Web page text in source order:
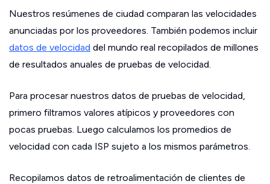
Nuestros resúmenes de ciudad comparan las velocidades
anunciadas por los proveedores. También podemos incluir
datos de velocidad del mundo real recopilados de millones
de resultados anuales de pruebas de velocidad.
Para procesar nuestros datos de pruebas de velocidad,
primero filtramos valores atípicos y proveedores con
pocas pruebas. Luego calculamos los promedios de
velocidad con cada ISP sujeto a los mismos parámetros.
Recopilamos datos de retroalimentación de clientes de